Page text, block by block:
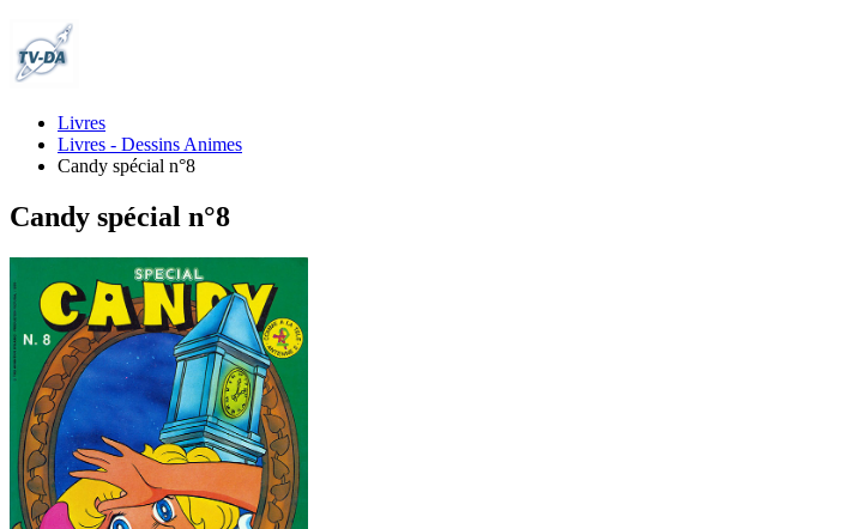
Livres
Livres - Dessins Animes
Candy spécial n°8
Candy spécial n°8